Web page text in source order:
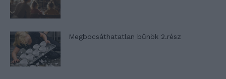
Megbocsáthatatlan bűnök 2.rész